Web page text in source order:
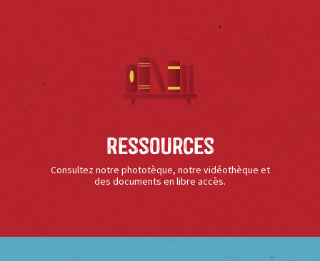
Ressources
Consultez notre phototèque, notre vidéothèque et
des documents en libre accès.